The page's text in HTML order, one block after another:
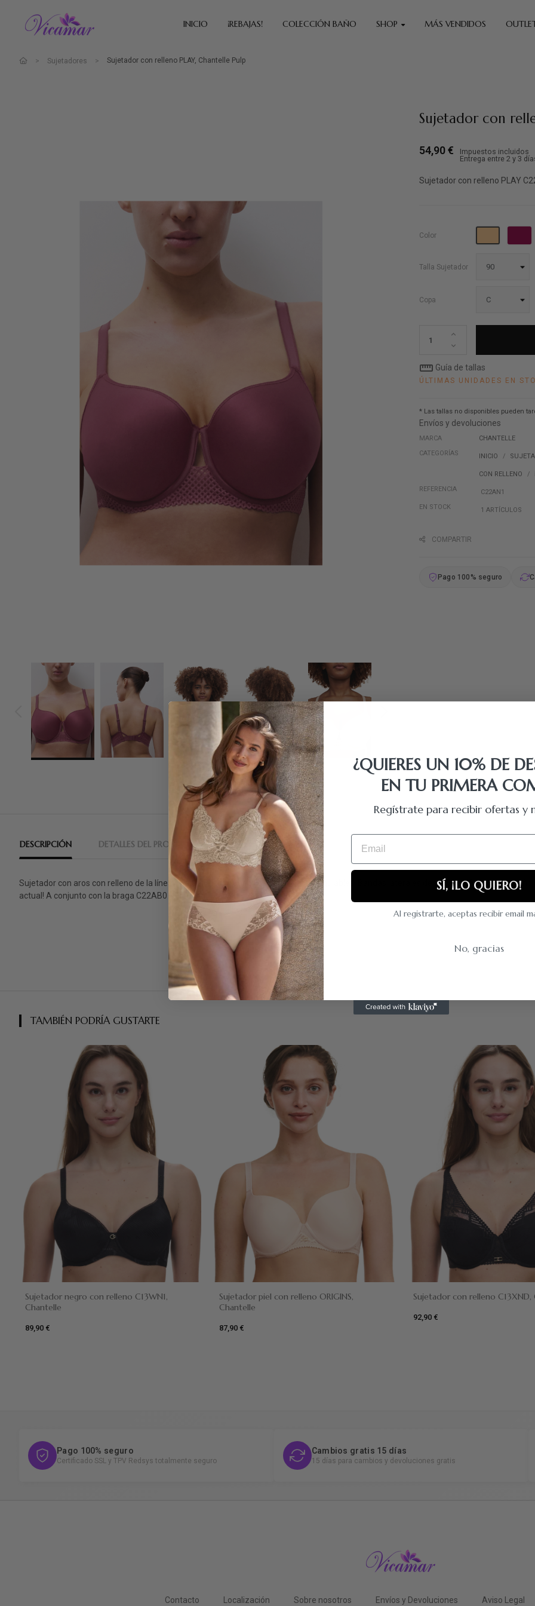
INICIO ¡REBAJAS! COLECCIÓN BAÑO SHOP MÁS VENDIDOS
Sujetadores Sujetador con relleno PLAY, Chantelle Pulp
Sujetador con
54,90 €
Impuestos incluidos
Entrega entre 2 y 3
Sujetador con relleno PLAY
Color
Talla Sujetador
Copa
straighten Guía de tallas
ÚLTIMAS UNIDADES EN
* Las tallas no disponibles pueden
Envíos y devoluciones
MARCA
CHANTELLE
CATEGORÍAS
INICIO
CON RELLENO
REFERENCIA
C22AN1
EN STOCK
1 ARTÍCULOS
COMPARTIR
Pago 100% seguro
DESCRIPCIÓN DETALLES DEL PRODUCTO RESEÑAS
Sujetador con aros con relleno de la línea Chantelle Pulp. Copa lisa con tirantes regulables. Bandas laterales de encaje reforzado y
actual! A conjunto con la braga C22AB0 y el tanga C22AG0.
TAMBIÉN PODRÍA GUSTARTE
Negro
Sujetador negro con relleno C13WN1,
Chantelle
89,90 €
Dune
Sujetador piel con relleno ORIGINS,
Chantelle
87,90 €
NegroDune
Sujetador con relleno C13XND,
92,90 €
Pago 100% seguro
Certificado SSL y TPV Redsys totalmente seguro
Cambios gratis 15 días
15 días para cambios y devoluciones gratis
Contacto Localización Sobre nosotros Envíos y Devoluciones Aviso Legal
¿QUIERES UN 10% DE
EN TU PRIMERA
Regístrate para recibir ofertas y
Email
SÍ, ¡LO QUIERO!
Al registrarte, aceptas recibir email
No, gracias